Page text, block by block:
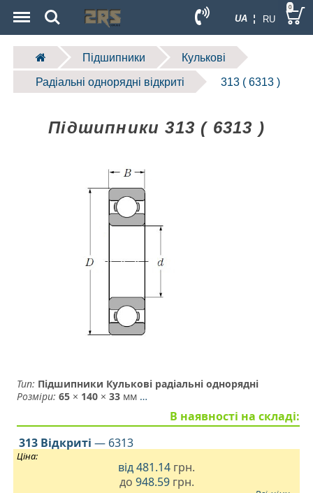
UA ¦ RU
Search 0
Підшипники Кулькові
Радіальні однорядні відкриті 313 ( 6313 )
Підшипники 313 ( 6313 )
Тип: Підшипники Кулькові радіальні однорядні
Розміри: 65 × 140 ×33 мм …
В наявності на складі:
313 Відкриті — 6313
Ціна:
від481.14 грн.
до 948.59 грн.